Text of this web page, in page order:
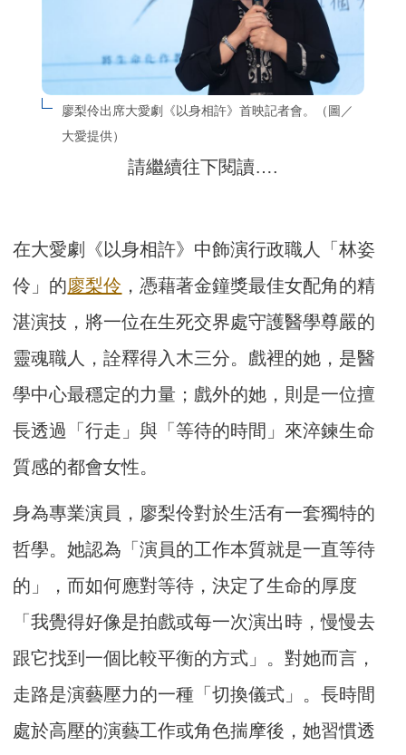
廖梨伶出席大愛劇《以身相許》首映記者會。（圖／
大愛提供）
請繼續往下閱讀….
在大愛劇《以身相許》中飾演行政職人「林姿
伶」的廖梨伶 ，憑藉著金鐘獎最佳女配角的精
湛演技，將一位在生死交界處守護醫學尊嚴的
靈魂職人，詮釋得入木三分。戲裡的她，是醫
學中心最穩定的力量；戲外的她，則是一位擅
長透過「行走」與「等待的時間」來淬鍊生命
質感的都會女性。
身為專業演員，廖梨伶對於生活有一套獨特的
哲學。她認為「演員的工作本質就是一直等待
的」，而如何應對等待，決定了生命的厚度
「我覺得好像是拍戲或每一次演出時，慢慢去
跟它找到一個比較平衡的方式」。對她而言，
走路是演藝壓力的一種「切換儀式」。長時間
處於高壓的演藝工作或角色揣摩後，她習慣透